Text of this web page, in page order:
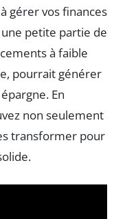
gérer vos finances
petite partie de
à faible
pourrait générer
En
non seulement
transformer pour